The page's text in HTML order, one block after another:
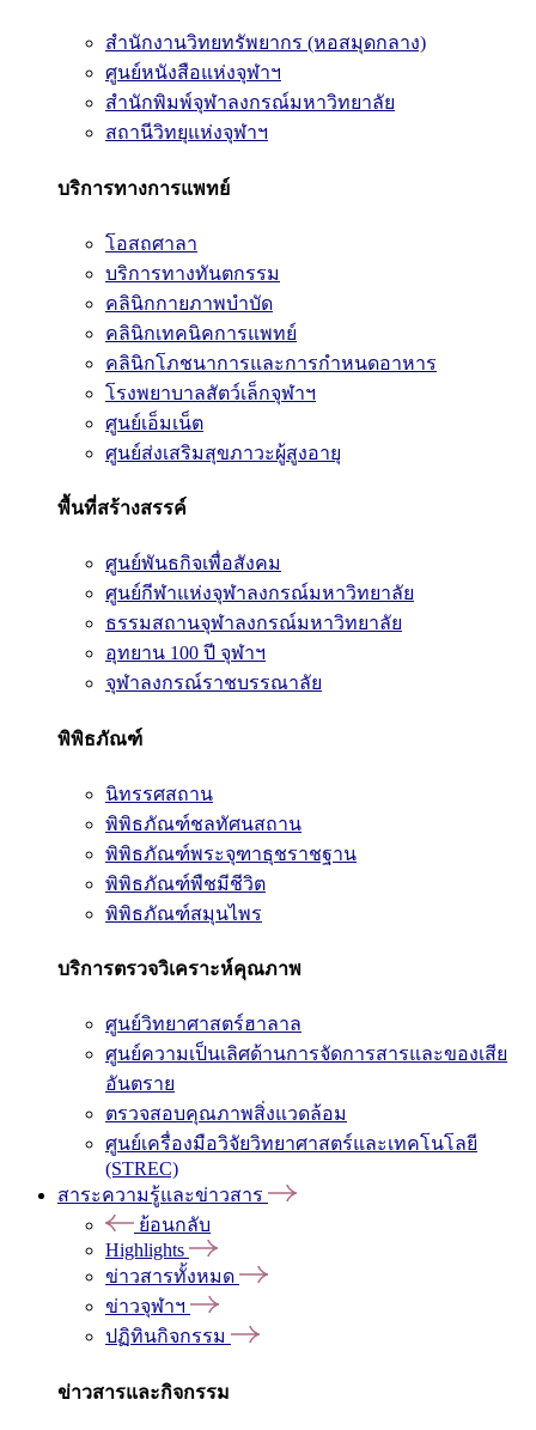
สำนักงานวิทยทรัพยากร (หอสมุดกลาง)
ศูนย์หนังสือแห่งจุฬาฯ
สำนักพิมพ์จุฬาลงกรณ์มหาวิทยาลัย
สถานีวิทยุแห่งจุฬาฯ
บริการทางการแพทย์
โอสถศาลา
บริการทางทันตกรรม
คลินิกกายภาพบำบัด
คลินิกเทคนิคการแพทย์
คลินิกโภชนาการและการกำหนดอาหาร
โรงพยาบาลสัตว์เล็กจุฬาฯ
ศูนย์เอ็มเน็ต
ศูนย์ส่งเสริมสุขภาวะผู้สูงอายุ
พื้นที่สร้างสรรค์
ศูนย์พันธกิจเพื่อสังคม
ศูนย์กีฬาแห่งจุฬาลงกรณ์มหาวิทยาลัย
ธรรมสถานจุฬาลงกรณ์มหาวิทยาลัย
อุทยาน 100 ปี จุฬาฯ
จุฬาลงกรณ์ราชบรรณาลัย
พิพิธภัณฑ์
นิทรรศสถาน
พิพิธภัณฑ์ชลทัศนสถาน
พิพิธภัณฑ์พระจุฑาธุชราชฐาน
พิพิธภัณฑ์พืชมีชีวิต
พิพิธภัณฑ์สมุนไพร
บริการตรวจวิเคราะห์คุณภาพ
ศูนย์วิทยาศาสตร์ฮาลาล
ศูนย์ความเป็นเลิศด้านการจัดการสารและของเสีย
อันตราย
ตรวจสอบคุณภาพสิ่งแวดล้อม
ศูนย์เครื่องมือวิจัยวิทยาศาสตร์และเทคโนโลยี
(STREC)
สาระความรู้และข่าวสาร
ย้อนกลับ
Highlights
ข่าวสารทั้งหมด
ข่าวจุฬาฯ
ปฏิทินกิจกรรม
ข่าวสารและกิจกรรม